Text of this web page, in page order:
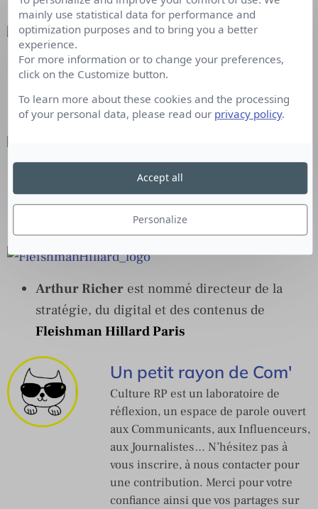
Frédérique Barthélemyest nommée
Energie
est nommé directrice de la
communication deMullen Lowe Group
Arthur Richer est nommé directeur de la
stratégie, du digital et des contenus de
Fleishman Hillard Paris
Un petit rayon de Com'
Culture RP est un laboratoire de
réflexion, un espace de parole ouvert
aux Communicants, aux Influenceurs,
aux Journalistes… N’hésitez pas à
vous inscrire, à nous contacter pour
une contribution. Merci pour votre
confiance ainsi que vos partages sur
mainly use statistical data for performance and
optimization purposes and to bring you a better
experience.
For more information or to change your preferences,
click on the Customize button.
To learn more about these cookies and the processing
of your personal data, please read our privacy policy.
Personalize
Accept all